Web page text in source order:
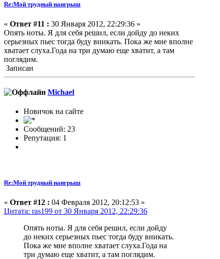
Re:Мой трудный наигрыш
« Ответ #11 : 30 Января 2012, 22:29:36 »
Опять ноты. Я для себя решил, если дойду до неких
серьезных пьес тогда буду вникать. Пока же мне вполне
хватает слуха.Года на три думаю еще хватит, а там
поглядим.
Записан
Michael
Новичок на сайте
Сообщений: 23
Репутация: 1
Re:Мой трудный наигрыш
« Ответ #12 : 04 Февраля 2012, 20:12:53 »
Цитата: ras199 от 30 Января 2012, 22:29:36
Опять ноты. Я для себя решил, если дойду
до неких серьезных пьес тогда буду вникать.
Пока же мне вполне хватает слуха.Года на
три думаю еще хватит, а там поглядим.